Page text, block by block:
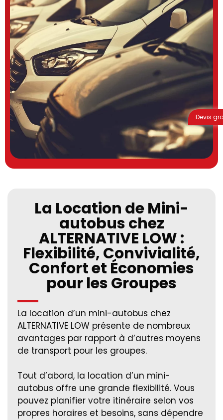
La Location de Mini-
autobus chez
ALTERNATIVE LOW :
Flexibilité, Convivialité,
Confort et Économies
pour les Groupes
La location d’un mini-autobus chez
ALTERNATIVE LOW présente de nombreux
avantages par rapport à d’autres moyens
de transport pour les groupes.
Tout d’abord, la location d’un mini-
autobus offre une grande flexibilité. Vous
pouvez planifier votre itinéraire selon vos
propres horaires et besoins, sans dépendre
Devis